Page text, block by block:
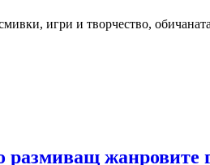
игри и творчество,
размиващ жанровите